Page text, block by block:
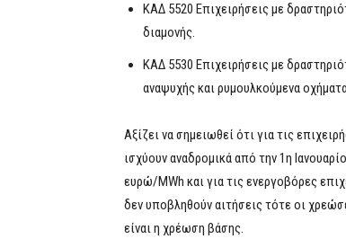
ΚΑΔ 5520 Επιχειρήσεις με
διαμονής.
ΚΑΔ 5530 Επιχειρήσεις με
αναψυχής και ρυμουλκούμενα
Αξίζει να σημειωθεί ότι για τις
ισχύουν αναδρομικά από την 1η
ευρώ/MWh και για τις ενεργοβόρες
δεν υποβληθούν αιτήσεις τότε οι
είναι η χρέωση βάσης.